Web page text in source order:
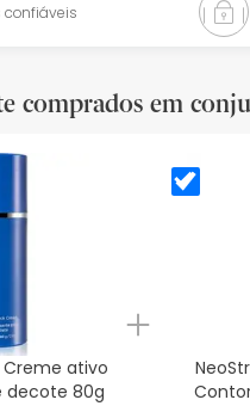
confiáveis
comprados em
Creme ativo
decote 80g